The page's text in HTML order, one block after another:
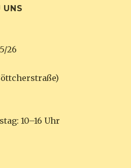
UNS
26
10–16 Uhr